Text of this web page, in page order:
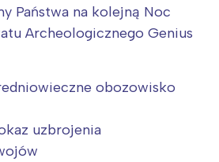
Państwa na kolejną Noc
Archeologicznego Genius
obozowisko
uzbrojenia